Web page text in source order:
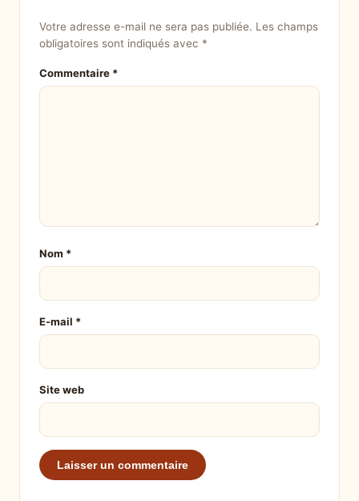
Votre adresse e-mail ne sera pas publiée. Les champs
obligatoires sont indiqués avec *
Commentaire *
Nom *
E-mail *
Site web